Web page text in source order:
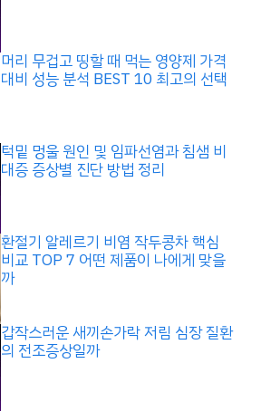
머리 무겁고 띵할 때 먹는 영양제 가격
대비 성능 분석 BEST 10 최고의 선택
턱밑 멍울 원인 및 임파선염과 침샘 비
대증 증상별 진단 방법 정리
환절기 알레르기 비염 작두콩차 핵심
비교 TOP 7 어떤 제품이 나에게 맞을
까
갑작스러운 새끼손가락 저림 심장 질환
의 전조증상일까